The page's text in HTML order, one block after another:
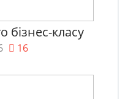
бізнес-класу
16